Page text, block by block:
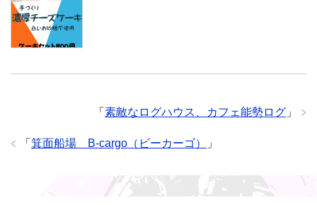
「 素敵なログハウス、カフェ能勢ログ 」
「 箕面船場 B-cargo（ビーカーゴ） 」